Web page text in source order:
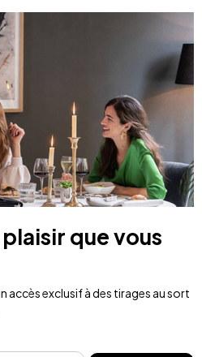
que vous
accès exclusif à des tirages au sort